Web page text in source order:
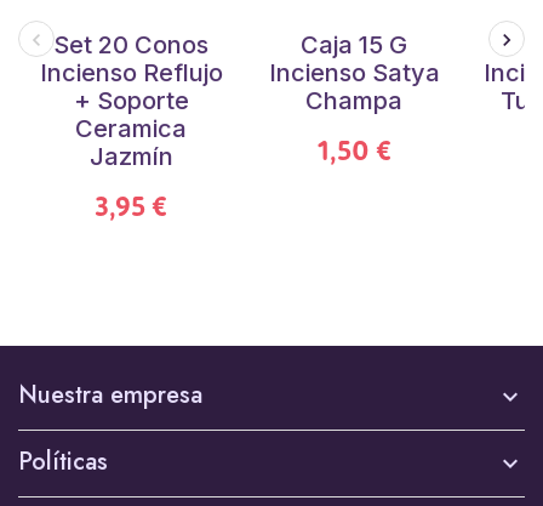
Set 20 Conos
Incienso Reflujo
+ Soporte
Ceramica
Jazmín
3,95 €
Caja 15 G
Incienso Satya
Champa
1,50 €
Nuestra empresa 
Políticas 